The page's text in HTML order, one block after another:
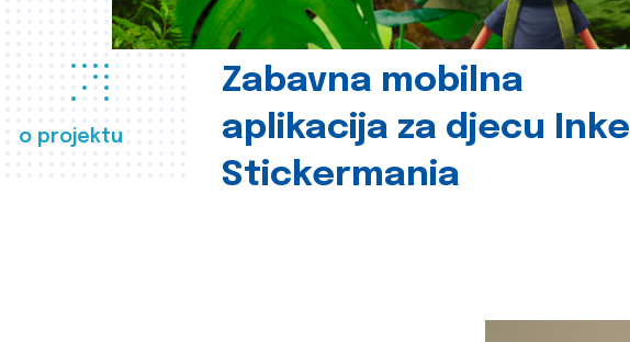
o projektu
Zabavna mobilna
aplikacija za djecu Inke
Stickermania